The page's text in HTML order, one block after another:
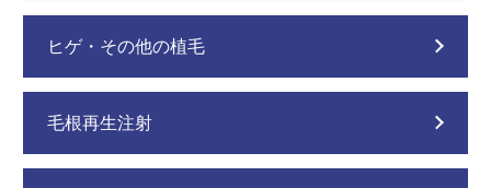
ヒゲ・その他の植毛
毛根再生注射